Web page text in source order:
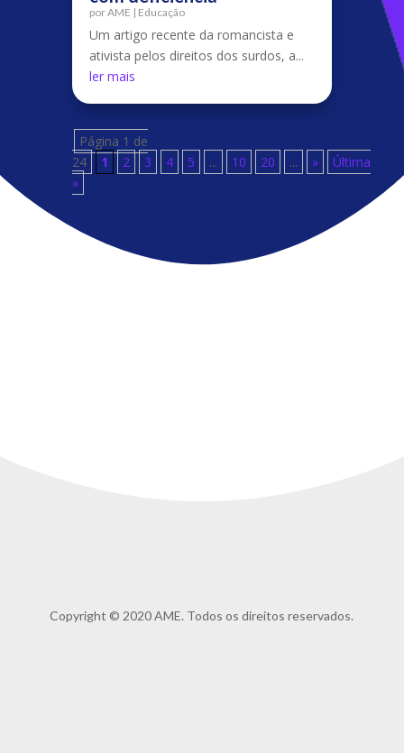
porAME | Educação
Um artigo recente da romancista e
ativista pelos direitos dos surdos, a...
ler mais
Página 1 de
24
1 2 3 4 5 ... 10 20 ... »
Última
»
Copyright © 2020 AME. Todos os direitos reservados.